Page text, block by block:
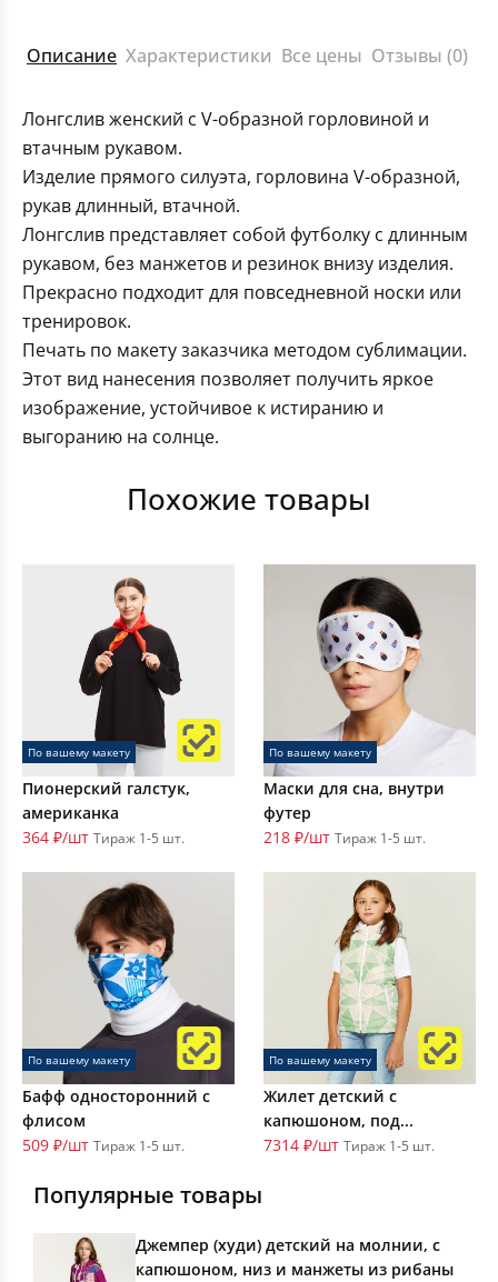
Описание Характеристики Все цены Отзывы (0)
Лонгслив женский с V-образной горловиной и
втачным рукавом.
Изделие прямого силуэта, горловина V-образной,
рукав длинный, втачной.
Лонгслив представляет собой футболку с длинным
рукавом, без манжетов и резинок внизу изделия.
Прекрасно подходит для повседневной носки или
тренировок.
Печать по макету заказчика методом сублимации.
Этот вид нанесения позволяет получить яркое
изображение, устойчивое к истиранию и
выгоранию на солнце.
Похожие товары
По вашему макету
Пионерский галстук,
американка
364 ₽/шт Тираж 1-5 шт.
По вашему макету
Маски для сна, внутри
футер
218 ₽/шт Тираж 1-5 шт.
По вашему макету
Бафф односторонний с
флисом
509 ₽/шт Тираж 1-5 шт.
По вашему макету
Жилет детский с
капюшоном, под...
7314 ₽/шт Тираж 1-5 шт.
Популярные товары
Джемпер (худи) детский на молнии, с
капюшоном, низ и манжеты из рибаны